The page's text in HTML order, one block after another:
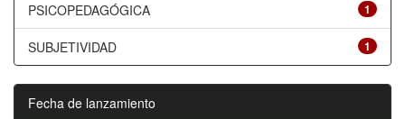
1
PSICOPEDAGÓGICA
1
SUBJETIVIDAD
Fecha de lanzamiento